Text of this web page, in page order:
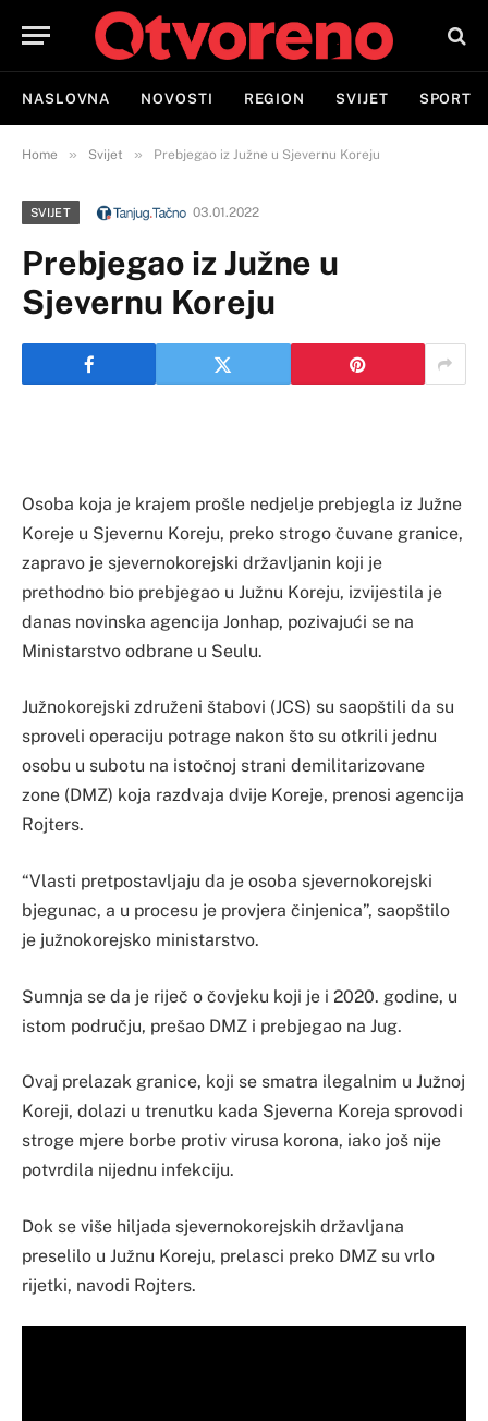
NASLOVNA NOVOSTI REGION SVIJET SPORT
Home » Svijet » Prebjegao iz Južne u Sjevernu Koreju
SVIJET 03.01.2022
Prebjegao iz Južne u
Sjevernu Koreju
Osoba koja je krajem prošle nedjelje prebjegla iz Južne
Koreje u Sjevernu Koreju, preko strogo čuvane granice,
zapravo je sjevernokorejski državljanin koji je
prethodno bio prebjegao u Južnu Koreju, izvijestila je
danas novinska agencija Jonhap, pozivajući se na
Ministarstvo odbrane u Seulu.
Južnokorejski združeni štabovi (JCS) su saopštili da su
sproveli operaciju potrage nakon što su otkrili jednu
osobu u subotu na istočnoj strani demilitarizovane
zone (DMZ) koja razdvaja dvije Koreje, prenosi agencija
Rojters.
“Vlasti pretpostavljaju da je osoba sjevernokorejski
bjegunac, a u procesu je provjera činjenica”, saopštilo
je južnokorejsko ministarstvo.
Sumnja se da je riječ o čovjeku koji je i 2020. godine, u
istom području, prešao DMZ i prebjegao na Jug.
Ovaj prelazak granice, koji se smatra ilegalnim u Južnoj
Koreji, dolazi u trenutku kada Sjeverna Koreja sprovodi
stroge mjere borbe protiv virusa korona, iako još nije
potvrdila nijednu infekciju.
Dok se više hiljada sjevernokorejskih državljana
preselilo u Južnu Koreju, prelasci preko DMZ su vrlo
rijetki, navodi Rojters.